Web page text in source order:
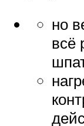
но
всё